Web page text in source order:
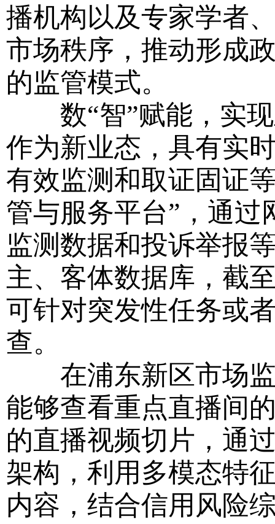
播机构以及专家学者
市场秩序，推动形成
的监管模式。
数“智”赋能，实现
作为新业态，具有实
有效监测和取证固证
管与服务平台”，通
监测数据和投诉举报
主、客体数据库，截
可针对突发性任务或
查。
在浦东新区市场监
能够查看重点直播间
的直播视频切片，通
架构，利用多模态特
内容，结合信用风险